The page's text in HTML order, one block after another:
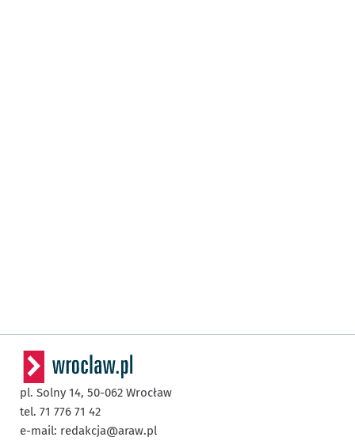
pl. Solny 14, 50-062 Wrocław
tel. 71 776 71 42
e-mail: redakcja@araw.pl